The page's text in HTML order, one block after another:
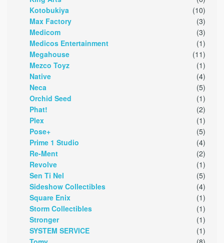
Kotobukiya
(10)
Max Factory
(3)
Medicom
(3)
Medicos Entertainment
(1)
Megahouse
(11)
Mezco Toyz
(1)
Native
(4)
Neca
(5)
Orchid Seed
(1)
Phat!
(2)
Plex
(1)
Pose+
(5)
Prime 1 Studio
(4)
Re-Ment
(2)
Revolve
(1)
Sen Ti Nel
(5)
Sideshow Collectibles
(4)
Square Enix
(1)
Storm Collectibles
(1)
Stronger
(1)
SYSTEM SERVICE
(1)